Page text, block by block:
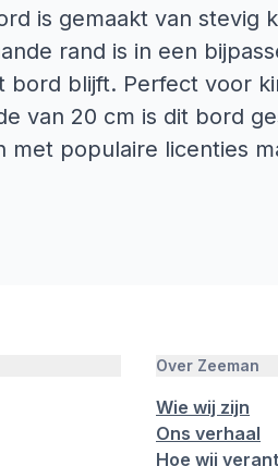
is gemaakt van stevig
rand is in een
bord blijft. Perfect voor
van 20 cm is dit bord
met populaire licenties
Over Zeeman
Wie wij zijn
Ons verhaal
Hoe wij